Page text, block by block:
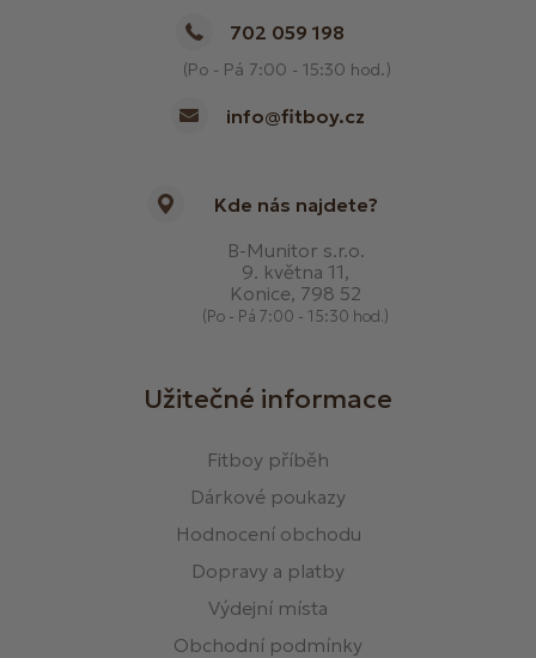
702 059 198
(Po - Pá 7:00 - 15:30 hod.)
info@fitboy.cz
Kde nás najdete?
B-Munitor s.r.o.
9. května 11,
Konice, 798 52
(Po - Pá 7:00 - 15:30 hod.)
Užitečné informace
Fitboy příběh
Dárkové poukazy
Hodnocení obchodu
Dopravy a platby
Výdejní místa
Obchodní podmínky